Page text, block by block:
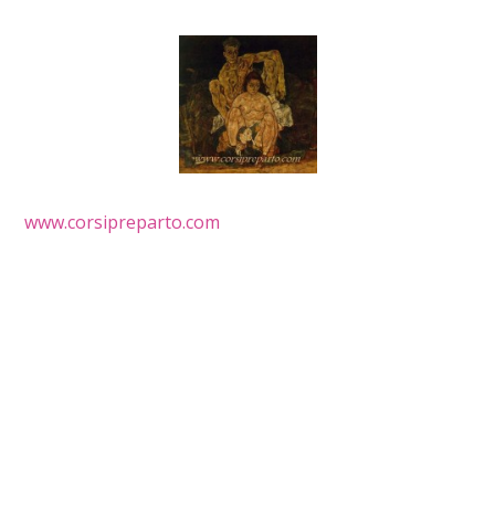
www.corsipreparto.com